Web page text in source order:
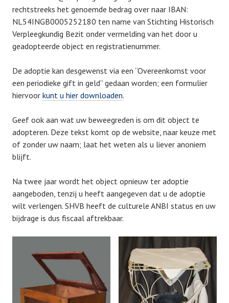
rechtstreeks het genoemde bedrag over naar IBAN:
NL54INGB0005252180 ten name van Stichting Historisch
Verpleegkundig Bezit onder vermelding van het door u
geadopteerde object en registratienummer.
De adoptie kan desgewenst via een “Overeenkomst voor
een periodieke gift in geld” gedaan worden; een formulier
hiervoor kunt u hier downloaden.
Geef ook aan wat uw beweegreden is om dit object te
adopteren. Deze tekst komt op de website, naar keuze met
of zonder uw naam; laat het weten als u liever anoniem
blijft.
Na twee jaar wordt het object opnieuw ter adoptie
aangeboden, tenzij u heeft aangegeven dat u de adoptie
wilt verlengen. SHVB heeft de culturele ANBI status en uw
bijdrage is dus fiscaal aftrekbaar.